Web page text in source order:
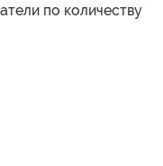
по количеству